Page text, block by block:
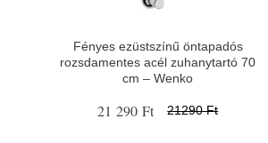
Fényes ezüstszínű öntapadós
rozsdamentes acél zuhanytartó 70
cm – Wenko
21 290 Ft 21290 Ft